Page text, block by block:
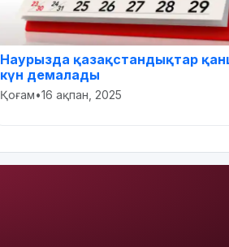
Наурызда қазақстандықтар
күн демалады
Қоғам•16 ақпан, 2025